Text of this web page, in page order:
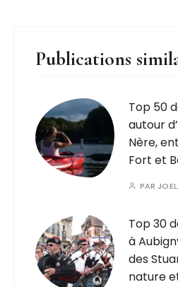
Publications
Top 50
autour
Nère,
Fort et
PAR
Top 30
à
des
nature